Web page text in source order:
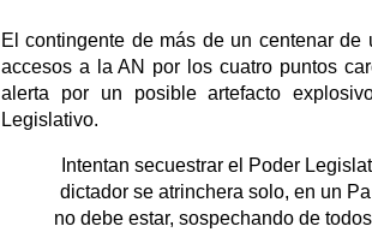
El contingente de más de un centenar de
accesos a la AN por los cuatro puntos
alerta por un posible artefacto
Legislativo.
Intentan secuestrar el Poder
dictador se atrinchera solo, en un
no debe estar, sospechando de